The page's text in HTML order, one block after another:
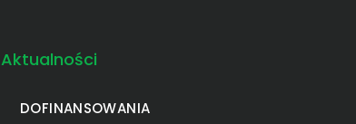
Aktualności
DOFINANSOWANIA